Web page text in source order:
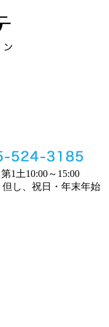
第1土10:00～15:00
但し、祝日・年末年始